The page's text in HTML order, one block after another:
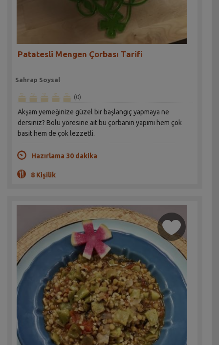
Patatesli Mengen Çorbası Tarifi
Sahrap Soysal
(0)
Akşam yemeğinize güzel bir başlangıç yapmaya ne
dersiniz? Bolu yöresine ait bu çorbanın yapımı hem çok
basit hem de çok lezzetli.
Hazırlama 30 dakika
8 Kişilik